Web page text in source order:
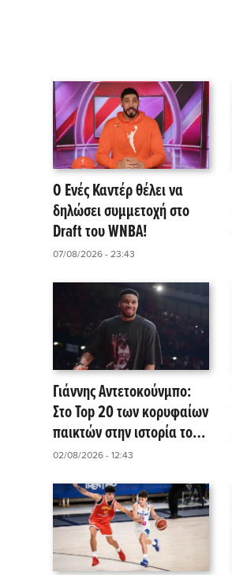
Ο Ενές Καντέρ θέλει να
δηλώσει συμμετοχή στο
Draft του WNBA!
07/08/2026 - 23:43
Γιάννης Αντετοκούνμπο:
Στο Top 20 των κορυφαίων
παικτών στην ιστορία του
NBA σύμφωνα με το
02/08/2026 - 12:43